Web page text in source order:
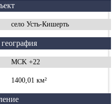
село Усть-Кишерть
MCK +22
1400,01 км²